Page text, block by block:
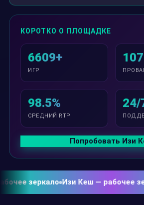
КОРОТКО О ПЛОЩАДКЕ
6609+
ИГР
98.5%
СРЕДНИЙ RTP
24/
Попробовать Изи
зеркало Изи Кеш — рабочее